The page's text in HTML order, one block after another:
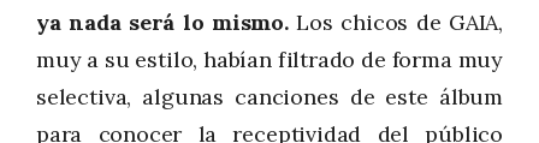
ya nada será lo mismo.Los chicos de GAIA,
muy a su estilo, habían filtrado de forma muy
selectiva, algunas canciones de este álbum
para conocer la receptividad del público